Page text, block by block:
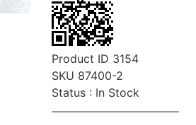
Product ID 3154
SKU 87400-2
Status : In Stock